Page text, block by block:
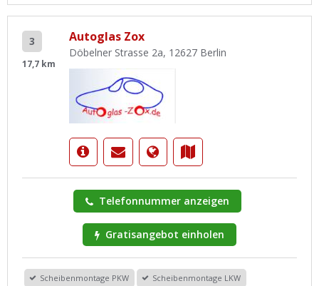
3
17,7 km
Autoglas Zox
Döbelner Strasse 2a, 12627 Berlin
Telefonnummer anzeigen
Gratisangebot einholen
Scheibenmontage PKW Scheibenmontage LKW